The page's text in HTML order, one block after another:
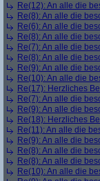
Re(12): An alle die
Re(8): An alle die
Re(6): An alle die
Re(8): An alle die
Re(7): An alle die
Re(8): An alle die
Re(9): An alle die
Re(10): An alle die
Re(17): Herzliches
Re(7): An alle die
Re(9): An alle die
Re(18): Herzliches
Re(11): An alle die
Re(9): An alle die
Re(8): An alle die
Re(8): An alle die
Re(10): An alle die